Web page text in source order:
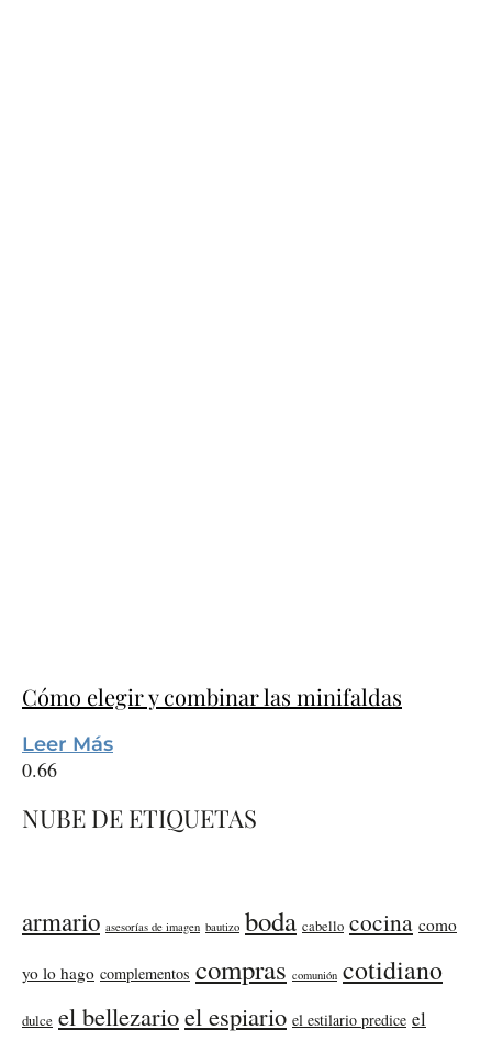
Cómo elegir y combinar las minifaldas
Leer Más
NUBE DE ETIQUETAS
armario asesorías de imagen bautizo boda cabello cocina como
yo lo hago complementos compras comunión cotidiano
dulce el bellezarioel espiario el estilario predice el